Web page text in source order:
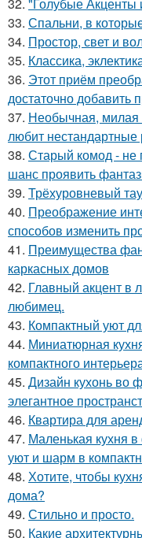
32. "Голубые Акценты
33. Спальни, в
34. Простор, свет и
35. Классика,
36. Этот приём
достаточно добавить
37. Необычная, милая
любит
38. Старый комод - не
шанс проявить
39. Трёхуровневый
40. Преображение
способов изменить
41. Преимущества
каркасных домов
42. Главный акцент в
любимец.
43. Компактный уют
44. Миниатюрная
компактного
45. Дизайн кухонь во
элегантное
46. Квартира для
47. Маленькая кухня в
уют и шарм в
48. Хотите, чтобы
дома?
49. Стильно и просто.
50. Какие